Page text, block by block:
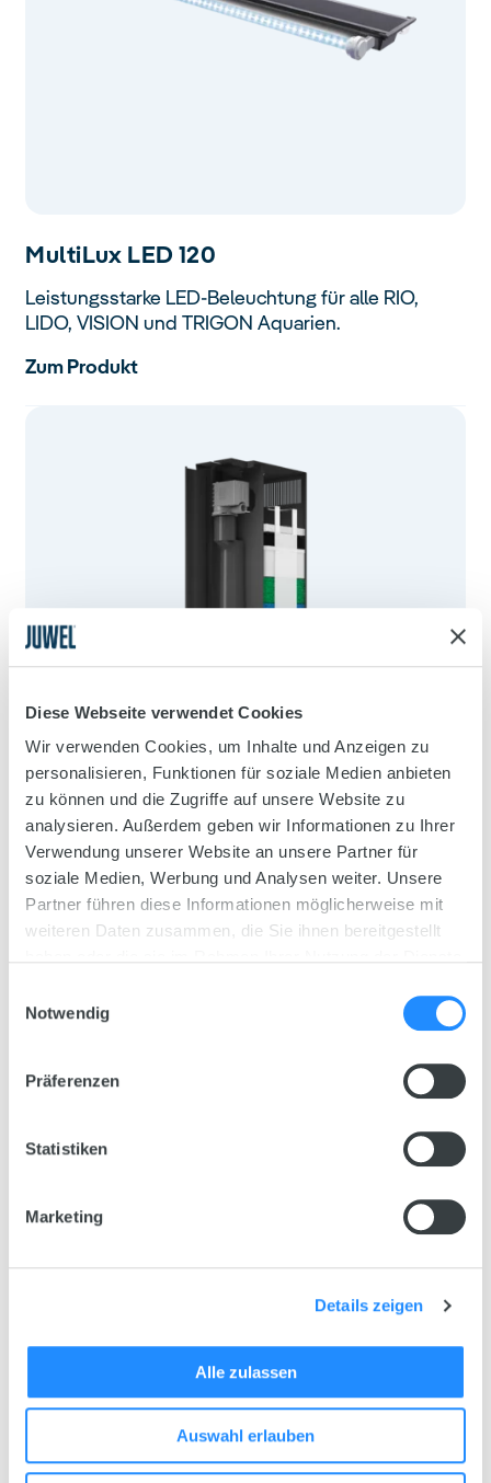
Diese Webseite verwendet Cookies
Wir verwenden Cookies, um Inhalte und Anzeigen zu
personalisieren, Funktionen für soziale Medien anbieten
zu können und die Zugriffe auf unsere Website zu
analysieren. Außerdem geben wir Informationen zu Ihrer
Verwendung unserer Website an unsere Partner für
soziale Medien, Werbung und Analysen weiter. Unsere
Partner führen diese Informationen möglicherweise mit
weiteren Daten zusammen, die Sie ihnen bereitgestellt
Notwendig
Präferenzen
Statistiken
Marketing
Details zeigen
Alle zulassen
Auswahl erlauben
MultiLux LED 120
Leistungsstarke LED-Beleuchtung für alle RIO,
LIDO, VISION und TRIGON Aquarien.
Zum Produkt
BioflowFilter L
Das mehrfach von unabhängigen Instituten
weltweit führenden Filtersystemen der modernen
Aquaristik und hat sich bereits millionenfach